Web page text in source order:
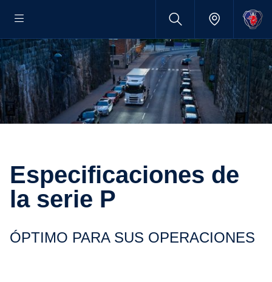
Especificaciones de
la serie P
ÓPTIMO PARA SUS OPERACIONES